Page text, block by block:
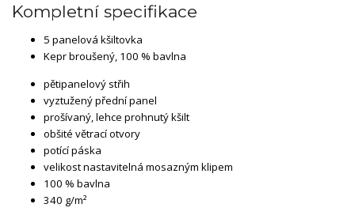
Kompletní specifikace
5 panelová kšiltovka
Kepr broušený, 100 % bavlna
pětipanelový střih
vyztužený přední panel
prošívaný, lehce prohnutý kšilt
obšité větrací otvory
potící páska
velikost nastavitelná mosazným klipem
100 % bavlna
340 g/m²